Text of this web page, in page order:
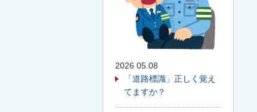
2026 05.08
「道路標識」正しく覚え
てますか？